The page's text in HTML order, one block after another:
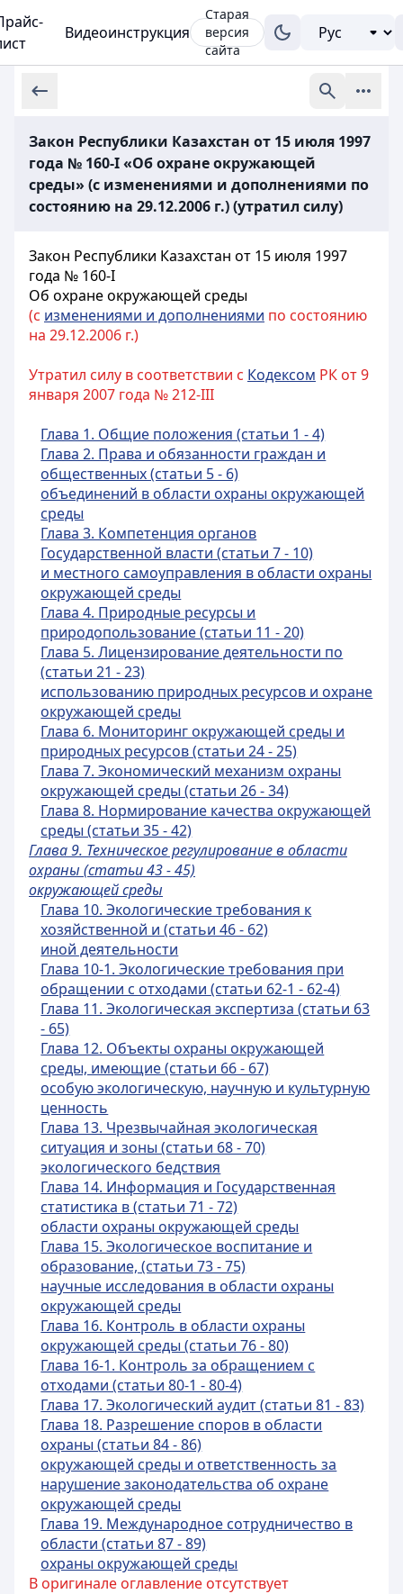
Видеоинструкция
Старая
версия
сайта
Закон Республики Казахстан от 15 июля 1997
года № 160-I «Об охране окружающей
среды» (с изменениями и дополнениями по
состоянию на 29.12.2006 г.) (утратил силу)
Закон Республики Казахстан от 15 июля 1997
года № 160-I
Об охране окружающей среды
(с изменениями и дополнениями по состоянию
на 29.12.2006 г.)
Утратил силу в соответствии с Кодексом РК от 9
января 2007 года № 212-III
Глава 1. Общие положения (статьи 1 - 4)
Глава 2. Права и обязанности граждан и
общественных (статьи 5 - 6)
объединений в области охраны окружающей
среды
Глава 3. Компетенция органов
Государственной власти (статьи 7 - 10)
и местного самоуправления в области охраны
окружающей среды
Глава 4. Природные ресурсы и
природопользование (статьи 11 - 20)
Глава 5. Лицензирование деятельности по
(статьи 21 - 23)
использованию природных ресурсов и охране
окружающей среды
Глава 6. Мониторинг окружающей среды и
природных ресурсов (статьи 24 - 25)
Глава 7. Экономический механизм охраны
окружающей среды (статьи 26 - 34)
Глава 8. Нормирование качества окружающей
среды (статьи 35 - 42)
Глава 9. Техническое регулирование в области
охраны (статьи 43 - 45)
окружающей среды
Глава 10. Экологические требования к
хозяйственной и (статьи 46 - 62)
иной деятельности
Глава 10-1. Экологические требования при
обращении с отходами (статьи 62-1 - 62-4)
Глава 11. Экологическая экспертиза (статьи 63
- 65)
Глава 12. Объекты охраны окружающей
среды, имеющие (статьи 66 - 67)
особую экологическую, научную и культурную
ценность
Глава 13. Чрезвычайная экологическая
ситуация и зоны (статьи 68 - 70)
экологического бедствия
Глава 14. Информация и Государственная
статистика в (статьи 71 - 72)
области охраны окружающей среды
Глава 15. Экологическое воспитание и
образование, (статьи 73 - 75)
научные исследования в области охраны
окружающей среды
Глава 16. Контроль в области охраны
окружающей среды (статьи 76 - 80)
Глава 16-1. Контроль за обращением с
отходами (статьи 80-1 - 80-4)
Глава 17. Экологический аудит (статьи 81 - 83)
Глава 18. Разрешение споров в области
охраны (статьи 84 - 86)
окружающей среды и ответственность за
нарушение законодательства об охране
окружающей среды
Глава 19. Международное сотрудничество в
области (статьи 87 - 89)
охраны окружающей среды
В оригинале оглавление отсутствует